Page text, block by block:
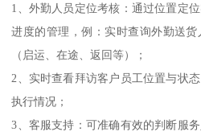
1、外勤人员定位考核：通过位置定
进度的管理，例：实时查询外勤送
（启运、在途、返回等）；
2、实时查看拜访客户员工位置与状
执行情况；
3、客服支持：可准确有效的判断服